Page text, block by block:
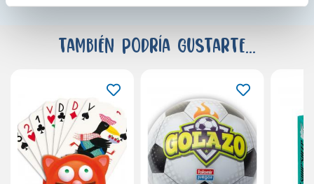
También podría gustarte...